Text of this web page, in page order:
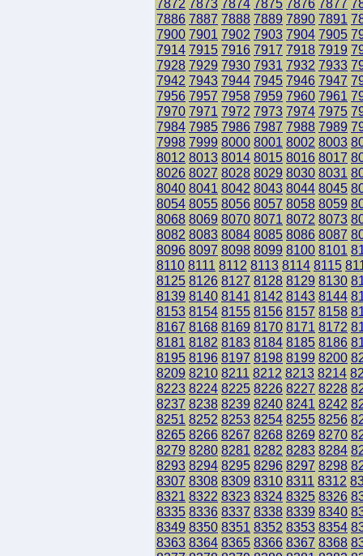
7872 7873 7874 7875 7876 7877
7886 7887 7888 7889 7890 7891
7900 7901 7902 7903 7904 7905
7914 7915 7916 7917 7918 7919
7928 7929 7930 7931 7932 7933
7942 7943 7944 7945 7946 7947
7956 7957 7958 7959 7960 7961
7970 7971 7972 7973 7974 7975
7984 7985 7986 7987 7988 7989
7998 7999 8000 8001 8002 8003
8012 8013 8014 8015 8016 8017
8026 8027 8028 8029 8030 8031
8040 8041 8042 8043 8044 8045
8054 8055 8056 8057 8058 8059
8068 8069 8070 8071 8072 8073
8082 8083 8084 8085 8086 8087
8096 8097 8098 8099 8100 8101
8110 8111 8112 8113 8114 8115
8125 8126 8127 8128 8129 8130
8139 8140 8141 8142 8143 8144
8153 8154 8155 8156 8157 8158
8167 8168 8169 8170 8171 8172
8181 8182 8183 8184 8185 8186
8195 8196 8197 8198 8199 8200
8209 8210 8211 8212 8213 8214
8223 8224 8225 8226 8227 8228
8237 8238 8239 8240 8241 8242
8251 8252 8253 8254 8255 8256
8265 8266 8267 8268 8269 8270
8279 8280 8281 8282 8283 8284
8293 8294 8295 8296 8297 8298
8307 8308 8309 8310 8311 8312
8321 8322 8323 8324 8325 8326
8335 8336 8337 8338 8339 8340
8349 8350 8351 8352 8353 8354
8363 8364 8365 8366 8367 8368